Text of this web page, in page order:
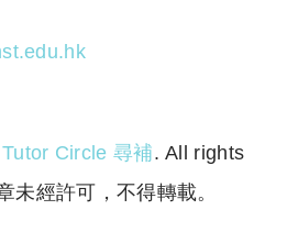
Tutor Circle 尋補. All rights
未經許可，不得轉載。